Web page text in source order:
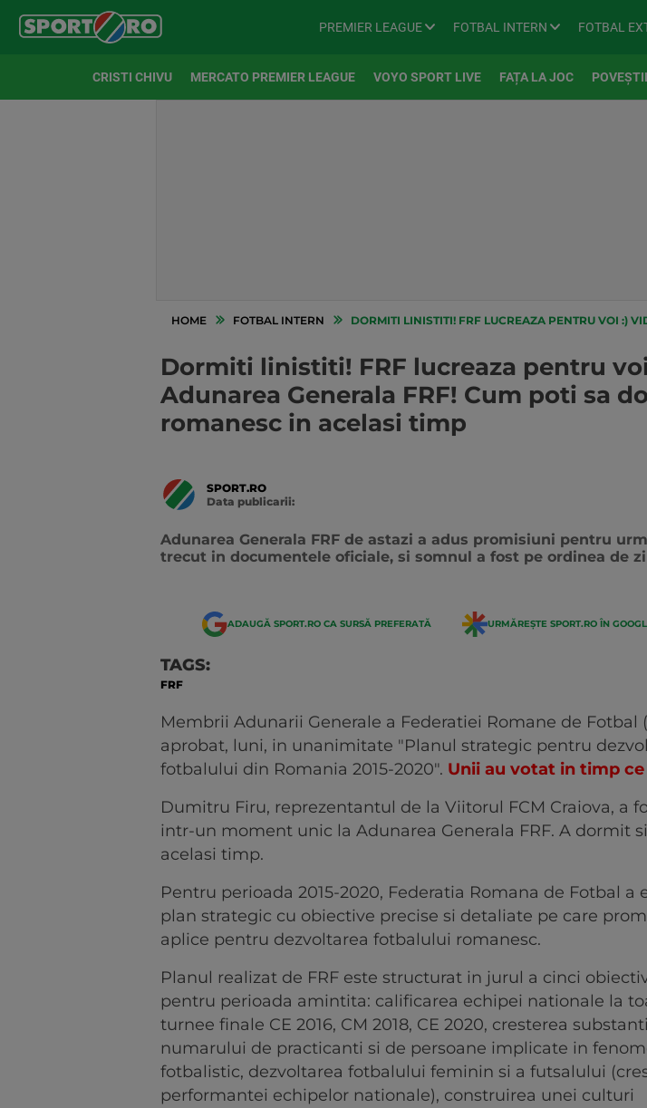
PREMIER LEAGUE FOTBAL INTERN FOTBAL
CRISTI CHIVU MERCATO PREMIER LEAGUE VOYO SPORT LIVE FAȚA LA JOC
HOME FOTBAL INTERN DORMITI LINISTITI! FRF LUCREAZA PENTRU VOI :) VIDEO FABULOS DE LA
Dormiti linistiti! FRF lucreaza pentru voi
Adunarea Generala FRF! Cum poti sa
romanesc in acelasi timp
SPORT.RO
Data publicarii:
Adunarea Generala FRF de astazi a adus promisiuni pentru
trecut in documentele oficiale, si somnul a fost pe ordinea de zi
ADAUGĂ SPORT.RO CA SURSĂ PREFERATĂ URMĂREȘTE SPORT.RO ÎN
TAGS:
FRF
Membrii Adunarii Generale a Federatiei Romane de Fotbal
aprobat, luni, in unanimitate "Planul strategic pentru
fotbalului din Romania 2015-2020". Unii au votat in timp
Dumitru Firu, reprezentantul de la Viitorul FCM Craiova, a
intr-un moment unic la Adunarea Generala FRF. A dormit
acelasi timp.
Pentru perioada 2015-2020, Federatia Romana de Fotbal a
plan strategic cu obiective precise si detaliate pe care
aplice pentru dezvoltarea fotbalului romanesc.
Planul realizat de FRF este structurat in jurul a cinci
pentru perioada amintita: calificarea echipei nationale la
turnee finale CE 2016, CM 2018, CE 2020, cresterea
numarului de practicanti si de persoane implicate in
fotbalistic, dezvoltarea fotbalului feminin si a futsalului
performantei echipelor nationale), construirea unei culturi